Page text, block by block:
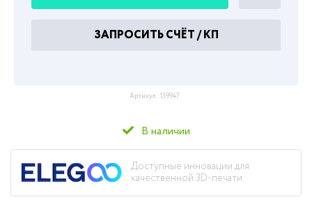
В наличии
Доступные инновации для
качественной 3D-печати.
ЗАПРОСИТЬ СЧЁТ / КП
Артикул: 139947